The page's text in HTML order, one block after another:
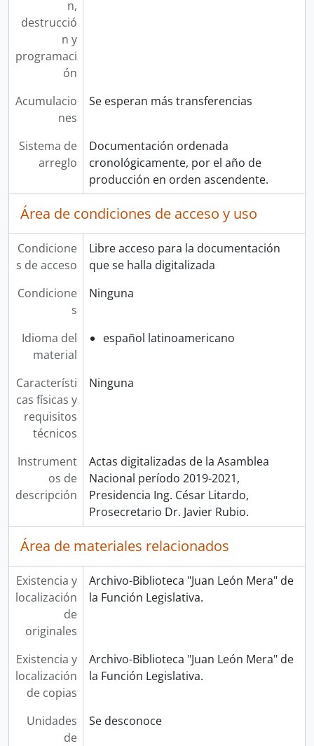
n,
destrucció
n y
programaci
ón
Acumulacio
nes
Se esperan más transferencias
Sistema de
arreglo
Documentación ordenada
cronológicamente, por el año de
producción en orden ascendente.
Área de condiciones de acceso y uso
Condicione
s de acceso
Libre acceso para la documentación
que se halla digitalizada
Condicione
s
Ninguna
Idioma del
material
español latinoamericano
Característi
cas físicas y
requisitos
técnicos
Ninguna
Instrument
os de
descripción
Actas digitalizadas de la Asamblea
Nacional período 2019-2021,
Presidencia Ing. César Litardo,
Prosecretario Dr. Javier Rubio.
Área de materiales relacionados
Existencia y
localización
de
originales
Archivo-Biblioteca "Juan León Mera" de
la Función Legislativa.
Existencia y
localización
de copias
Archivo-Biblioteca "Juan León Mera" de
la Función Legislativa.
Unidades
de
Se desconoce